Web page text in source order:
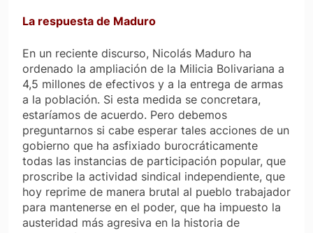
La respuesta de Maduro
En un reciente discurso, Nicolás Maduro ha
ordenado la ampliación de la Milicia Bolivariana a
4,5 millones de efectivos y a la entrega de armas
a la población. Si esta medida se concretara,
estaríamos de acuerdo. Pero debemos
preguntarnos si cabe esperar tales acciones de un
gobierno que ha asfixiado burocráticamente
todas las instancias de participación popular, que
proscribe la actividad sindical independiente, que
hoy reprime de manera brutal al pueblo trabajador
para mantenerse en el poder, que ha impuesto la
austeridad más agresiva en la historia de